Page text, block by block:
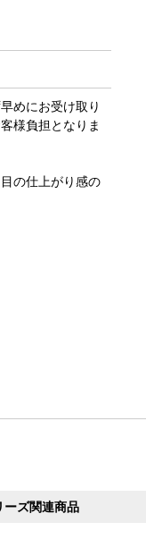
めにお受け取り
様負担となりま
の仕上がり感の
ーズ関連商品